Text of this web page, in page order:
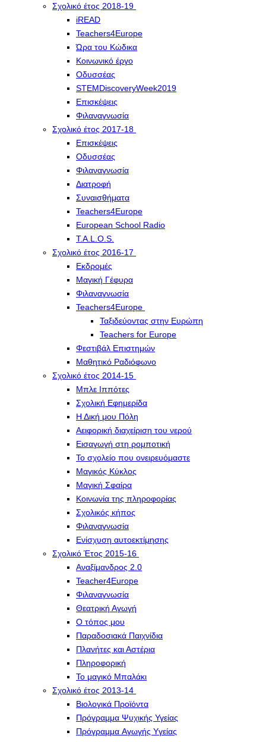
Σχολικό έτος 2018-19
iREAD
Teachers4Europe
Ώρα του Κώδικα
Κοινωνικό έργο
Οδυσσέας
STEMDiscoveryWeek2019
Επισκέψεις
Φιλαναγνωσία
Σχολικό έτος 2017-18
Επισκέψεις
Οδυσσέας
Φιλαναγνωσία
Διατροφή
Συναισθήματα
Teachers4Europe
European School Radio
T.A.L.O.S.
Σχολικό έτος 2016-17
Εκδρομές
Μαγική Γέφυρα
Φιλαναγνωσία
Teachers4Europe
Ταξιδεύοντας στην Ευρώπη
Teachers for Europe
Φεστιβάλ Επιστημών
Μαθητικό Ραδιόφωνο
Σχολικό έτος 2014-15
Μπλε Ιππότες
Σχολική Εφημερίδα
Η Δική μου Πόλη
Αειφορική διαχείριση του νερού
Εισαγωγή στη ρομποτική
Το σχολείο που ονειρευόμαστε
Μαγικός Κύκλος
Μαγική Σφαίρα
Kοινωνία της πληροφορίας
Σχολικός κήπος
Φιλαναγνωσία
Eνίσχυση αυτοεκτίμησης
Σχολικό Έτος 2015-16
Αναξίμανδρος 2.0
Teacher4Europe
Φιλαναγνωσία
Θεατρική Αγωγή
Ο τόπος μου
Παραδοσιακά Παιχνίδια
Πλανήτες και Αστέρια
Πληροφορική
Το μαγικό Μπαλάκι
Σχολικό έτος 2013-14
Βιολογικά Προϊόντα
Πρόγραμμα Ψυχικής Υγείας
Πρόγραμμα Aγωγής Yγείας